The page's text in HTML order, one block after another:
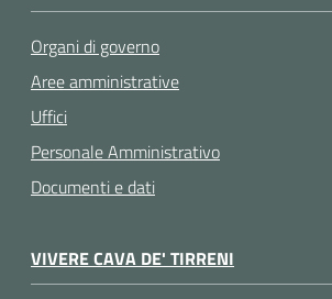
Organi di governo
Aree amministrative
Uffici
Personale Amministrativo
Documenti e dati
VIVERE CAVA DE' TIRRENI